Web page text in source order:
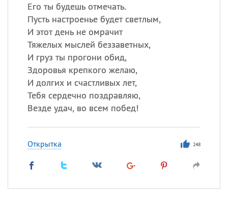
Его ты будешь отмечать.
Пусть настроенье будет светлым,
И этот день не омрачит
Тяжелых мыслей беззаветных,
И груз ты прогони обид,
Здоровья крепкого желаю,
И долгих и счастливых лет,
Тебя сердечно поздравляю,
Везде удач, во всем побед!
Открытка 248